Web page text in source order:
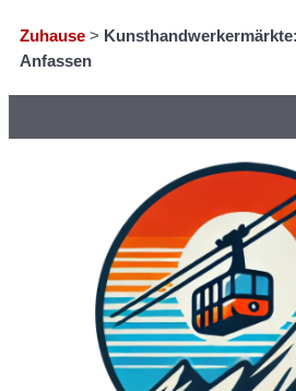
Zuhause >
Anfassen